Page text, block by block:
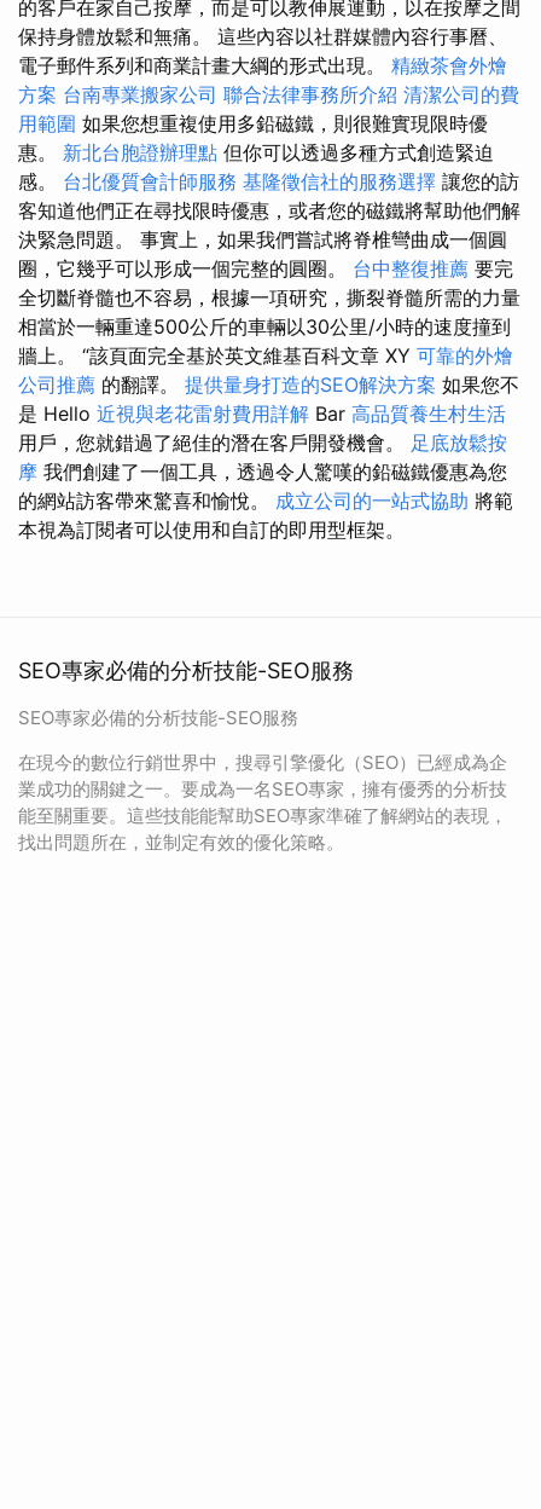
的客戶在家自己按摩，而是可以教伸展運動，以在按摩之間
保持身體放鬆和無痛。 這些內容以社群媒體內容行事曆、
電子郵件系列和商業計畫大綱的形式出現。 精緻茶會外燴
方案 台南專業搬家公司 聯合法律事務所介紹 清潔公司的費
用範圍 如果您想重複使用多鉛磁鐵，則很難實現限時優
惠。 新北台胞證辦理點 但你可以透過多種方式創造緊迫
感。 台北優質會計師服務 基隆徵信社的服務選擇 讓您的訪
客知道他們正在尋找限時優惠，或者您的磁鐵將幫助他們解
決緊急問題。 事實上，如果我們嘗試將脊椎彎曲成一個圓
圈，它幾乎可以形成一個完整的圓圈。 台中整復推薦 要完
全切斷脊髓也不容易，根據一項研究，撕裂脊髓所需的力量
相當於一輛重達500公斤的車輛以30公里/小時的速度撞到
牆上。 “該頁面完全基於英文維基百科文章 XY 可靠的外燴
公司推薦 的翻譯。 提供量身打造的SEO解決方案 如果您不
是 Hello 近視與老花雷射費用詳解 Bar 高品質養生村生活
用戶，您就錯過了絕佳的潛在客戶開發機會。 足底放鬆按
摩 我們創建了一個工具，透過令人驚嘆的鉛磁鐵優惠為您
的網站訪客帶來驚喜和愉悅。 成立公司的一站式協助 將範
本視為訂閱者可以使用和自訂的即用型框架。
SEO專家必備的分析技能-SEO服務
SEO專家必備的分析技能-SEO服務
在現今的數位行銷世界中，搜尋引擎優化（SEO）已經成為企
業成功的關鍵之一。要成為一名SEO專家，擁有優秀的分析技
能至關重要。這些技能能幫助SEO專家準確了解網站的表現，
找出問題所在，並制定有效的優化策略。